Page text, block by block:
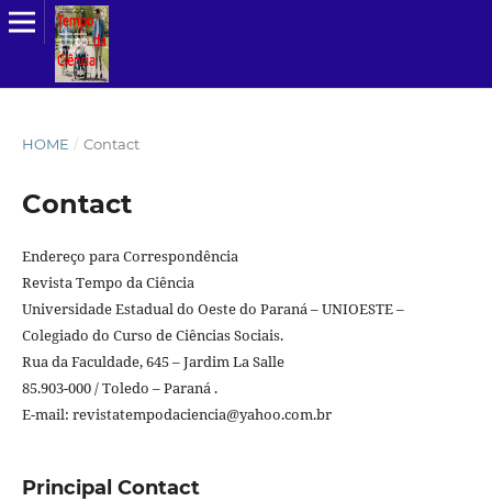
HOME / Contact
Contact
Endereço para Correspondência
Revista Tempo da Ciência
Universidade Estadual do Oeste do Paraná – UNIOESTE –
Colegiado do Curso de Ciências Sociais.
Rua da Faculdade, 645 – Jardim La Salle
85.903-000 / Toledo – Paraná .
E-mail: revistatempodaciencia@yahoo.com.br
Principal Contact